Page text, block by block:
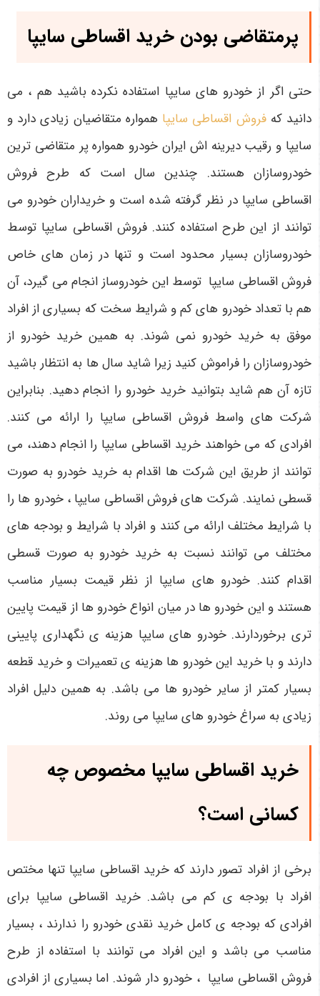
پرمتقاضی بودن خرید اقساطی سایپا
حتی اگر از خودرو های سایپا استفاده نکرده باشید هم ، می
دانید کهفروش اقساطی سایپا همواره متقاضیان زیادی دارد و
سایپا و رقیب دیرینه اش ایران خودرو همواره پر متقاضی ترین
خودروسازان هستند. چندین سال است که طرح فروش
اقساطی سایپا در نظر گرفته شده است و خریداران خودرو می
توانند از این طرح استفاده کنند. فروش اقساطی سایپا توسط
خودروسازان بسیار محدود است و تنها در زمان های خاص
فروش اقساطی سایپا توسط این خودروساز انجام می گیرد، آن
هم با تعداد خودرو های کم و شرایط سخت که بسیاری از افراد
موفق به خرید خودرو نمی شوند. به همین خرید خودرو از
خودروسازان را فراموش کنید زیرا شاید سال ها به انتظار باشید
تازه آن هم شاید بتوانید خرید خودرو را انجام دهید. بنابراین
شرکت های واسط فروش اقساطی سایپا را ارائه می کنند.
افرادی که می خواهند خرید اقساطی سایپا را انجام دهند، می
توانند از طریق این شرکت ها اقدام به خرید خودرو به صورت
قسطی نمایند. شرکت های فروش اقساطی سایپا ، خودرو ها را
با شرایط مختلف ارائه می کنند و افراد با شرایط و بودجه های
مختلف می توانند نسبت به خرید خودرو به صورت قسطی
اقدام کنند. خودرو های سایپا از نظر قیمت بسیار مناسب
هستند و این خودرو ها در میان انواع خودرو ها از قیمت پایین
تری برخوردارند. خودرو های سایپا هزینه ی نگهداری پایینی
دارند و با خرید این خودرو ها هزینه ی تعمیرات و خرید قطعه
بسیار کمتر از سایر خودرو ها می باشد. به همین دلیل افراد
زیادی به سراغ خودرو های سایپا می روند.
خرید اقساطی سایپا مخصوص چه
کسانی است؟
برخی از افراد تصور دارند که خرید اقساطی سایپا تنها مختص
افراد با بودجه ی کم می باشد. خرید اقساطی سایپا برای
افرادی که بودجه ی کامل خرید نقدی خودرو را ندارند ، بسیار
مناسب می باشد و این افراد می توانند با استفاده از طرح
فروش اقساطی سایپا ، خودرو دار شوند. اما بسیاری از افرادی